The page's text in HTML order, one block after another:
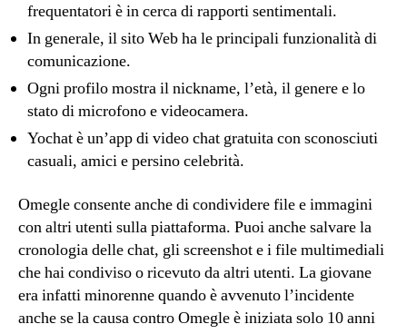
frequentatori è in cerca di rapporti sentimentali.
In generale, il sito Web ha le principali funzionalità di
comunicazione.
Ogni profilo mostra il nickname, l’età, il genere e lo
stato di microfono e videocamera.
Yochat è un’app di video chat gratuita con sconosciuti
casuali, amici e persino celebrità.
Omegle consente anche di condividere file e immagini
con altri utenti sulla piattaforma. Puoi anche salvare la
cronologia delle chat, gli screenshot e i file multimediali
che hai condiviso o ricevuto da altri utenti. La giovane
era infatti minorenne quando è avvenuto l’incidente
anche se la causa contro Omegle è iniziata solo 10 anni